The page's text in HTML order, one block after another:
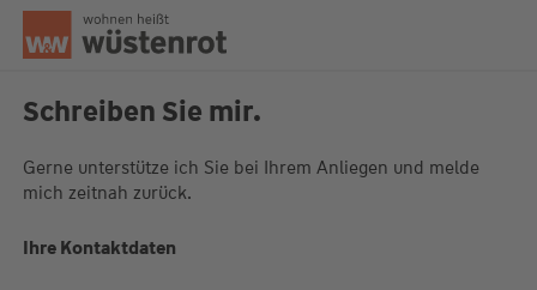
Seitenanfang
Schreiben Sie mir.
Gerne unterstütze ich Sie bei Ihrem Anliegen und melde
mich zeitnah zurück.
Ihre Kontaktdaten
Unsere Chatzeiten:
Fr: 9:00 Uhr - 18:00 Uhr